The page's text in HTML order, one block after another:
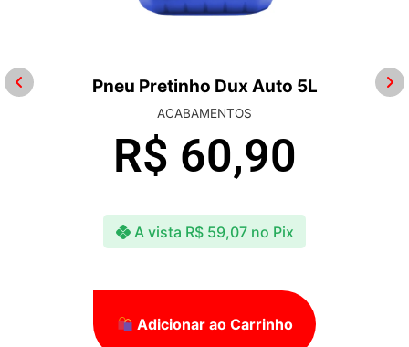
Pneu Pretinho Dux Auto 5L
ACABAMENTOS
R$ 60,90
A vista R$59,07 no Pix
Adicionar ao Carrinho